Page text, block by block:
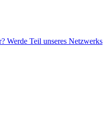
Werde Teil unseres Netzwerks